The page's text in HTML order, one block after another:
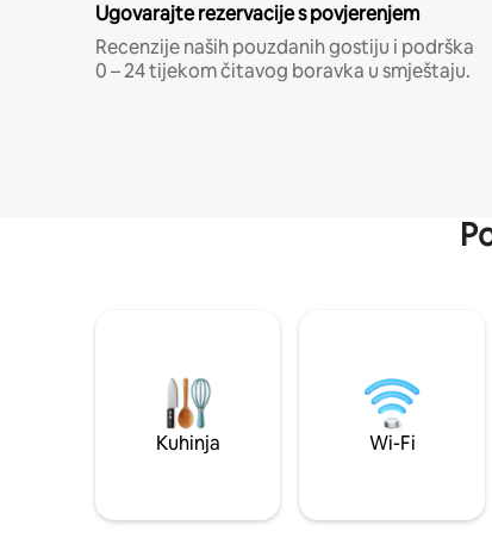
Ugovarajte rezervacije s povjerenjem
Recenzije naših pouzdanih gostiju i podrška
0 – 24 tijekom čitavog boravka u smještaju.
Kuhinja Wi-Fi